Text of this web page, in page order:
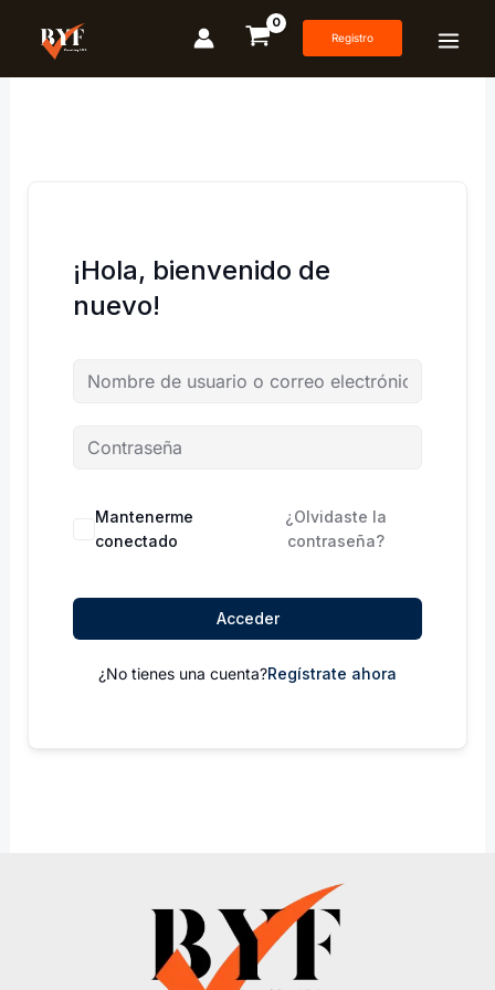
contenido
Registro
¡Hola, bienvenido de
nuevo!
Mantenerme
conectado
¿Olvidaste la
contraseña?
Acceder
¿No tienes una cuenta?Regístrate ahora